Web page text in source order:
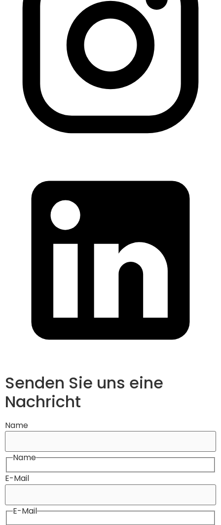
Senden Sie uns eine
Nachricht
Name
Name
E-Mail
E-Mail